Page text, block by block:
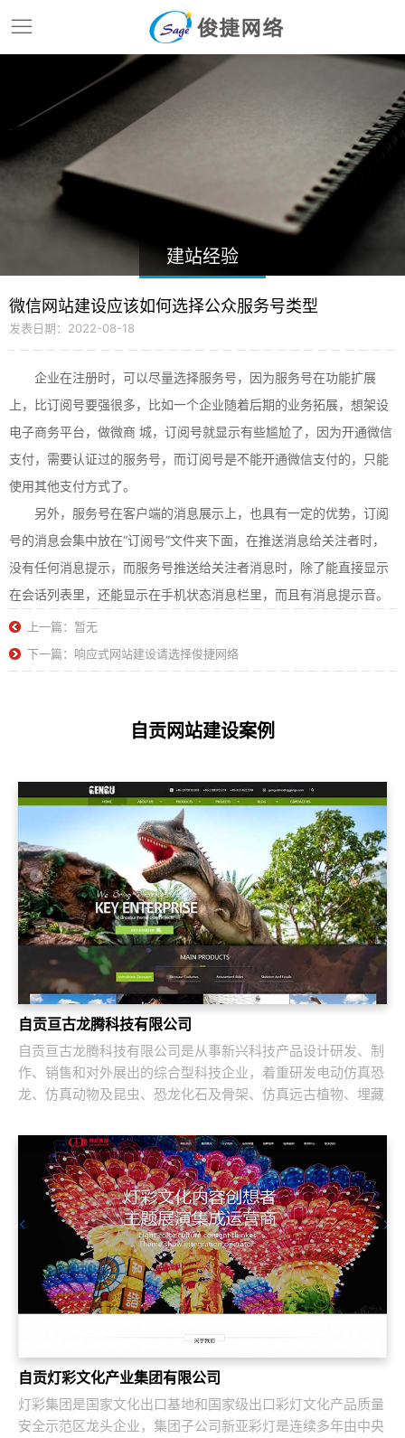
建站经验
微信网站建设应该如何选择公众服务号类型
发表日期：2022-08-18
企业在注册时，可以尽量选择服务号，因为服务号在功能扩展
上，比订阅号要强很多，比如一个企业随着后期的业务拓展，想架设
电子商务平台，做微商 城，订阅号就显示有些尴尬了，因为开通微信
支付，需要认证过的服务号，而订阅号是不能开通微信支付的，只能
使用其他支付方式了。
另外，服务号在客户端的消息展示上，也具有一定的优势，订阅
号的消息会集中放在“订阅号”文件夹下面，在推送消息给关注者时，
没有任何消息提示，而服务号推送给关注者消息时，除了能直接显示
在会话列表里，还能显示在手机状态消息栏里，而且有消息提示音。
上一篇：暂无
下一篇：响应式网站建设请选择俊捷网络
自贡网站建设案例
自贡亘古龙腾科技有限公司
自贡亘古龙腾科技有限公司是从事新兴科技产品设计研发、制
作、销售和对外展出的综合型科技企业，着重研发电动仿真恐
龙、仿真动物及昆虫、恐龙化石及骨架、仿真远古植物、埋藏
自贡灯彩文化产业集团有限公司
灯彩集团是国家文化出口基地和国家级出口彩灯文化产品质量
安全示范区龙头企业，集团子公司新亚彩灯是连续多年由中央